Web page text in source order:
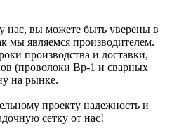
нас, вы можете быть уверены в
мы являемся производителем.
производства и доставки,
(проволоки Вр-1 и сварных
на рынке.
проекту надежность и
сетку от нас!